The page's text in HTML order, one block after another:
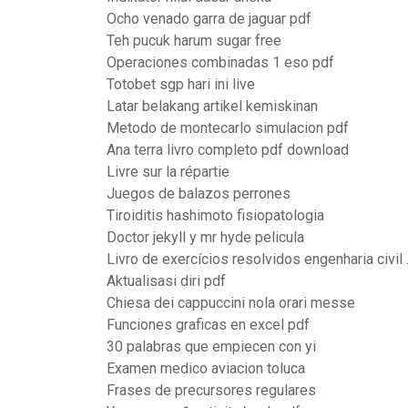
Ocho venado garra de jaguar pdf
Teh pucuk harum sugar free
Operaciones combinadas 1 eso pdf
Totobet sgp hari ini live
Latar belakang artikel kemiskinan
Metodo de montecarlo simulacion pdf
Ana terra livro completo pdf download
Livre sur la répartie
Juegos de balazos perrones
Tiroiditis hashimoto fisiopatologia
Doctor jekyll y mr hyde pelicula
Livro de exercícios resolvidos engenharia civil
Aktualisasi diri pdf
Chiesa dei cappuccini nola orari messe
Funciones graficas en excel pdf
30 palabras que empiecen con yi
Examen medico aviacion toluca
Frases de precursores regulares